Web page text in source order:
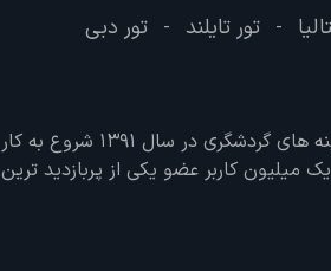
- تور تایلند - تور دبی
وب سایت لحظه آخر با هدف ایجاد بانکی جامع در تمامی زمینه های گردشگری در سال 1391 شروع به کار
از یک میلیون کاربر عضو یکی از پربازدید ترین